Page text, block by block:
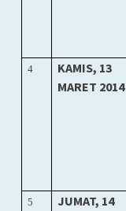
4
KAMIS, 13
MARET 2014
5
JUMAT, 14